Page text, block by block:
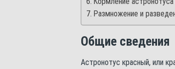
Размножение и
Общие сведения
Астронотус красный, или